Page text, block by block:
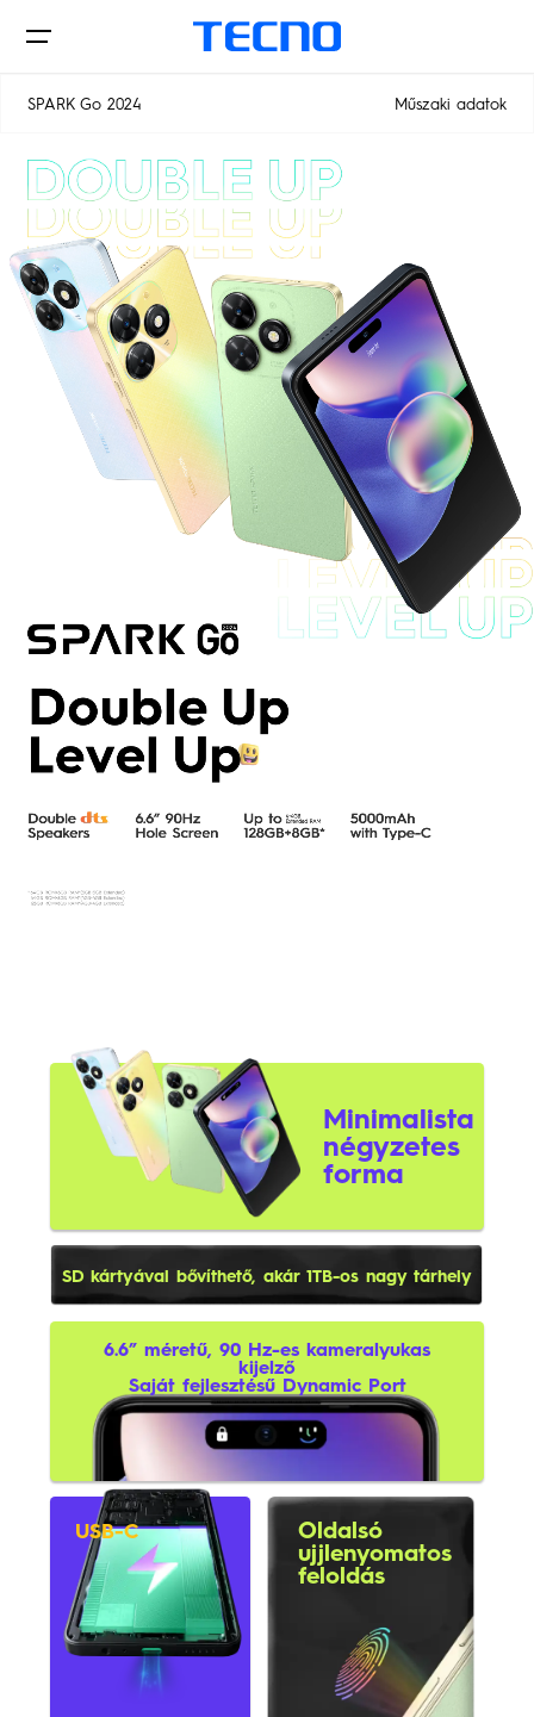
Telefon
SPARK POVA
Összes modell Modellek összehasonlítása
Hol kapható
Támogatás
SPARK Go 2024 Műszaki adatok
6.6” méretű, 90 Hz-es kameralyukas
kijelző
Saját fejlesztésű Dynamic Port
Minimalista
négyzetes
forma
SD kártyával bővíthető, akár 1TB-os nagy tárhely
USB-C Oldalsó
ujjlenyomatos
feloldás